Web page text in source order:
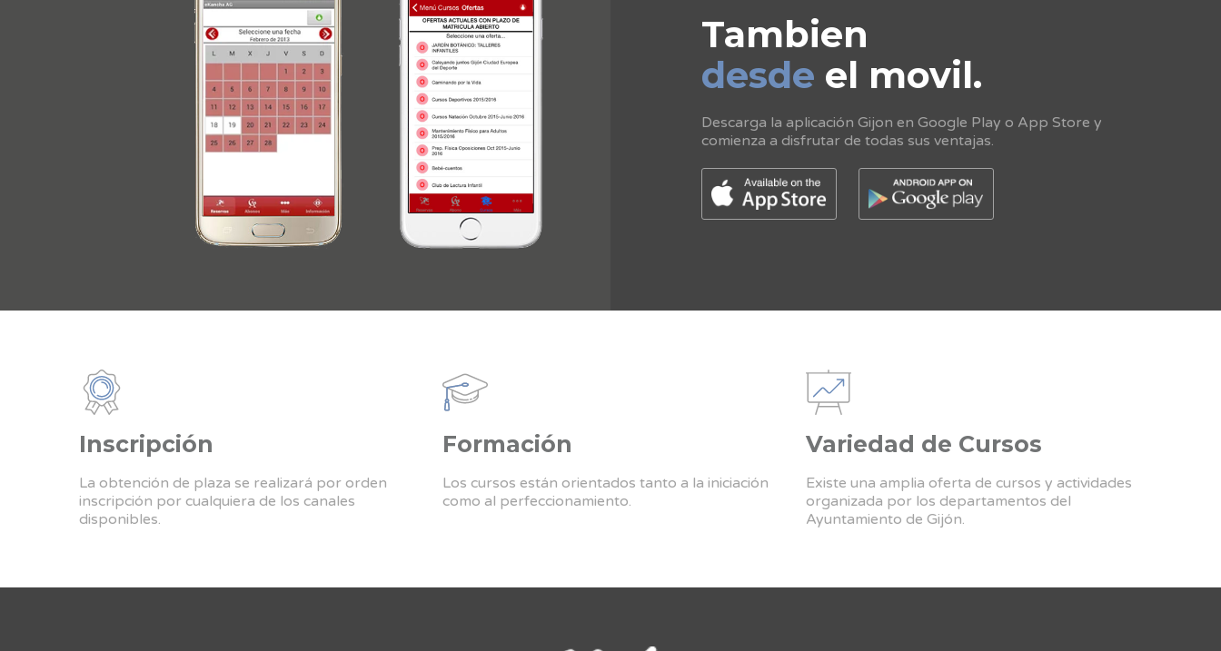
Tambien
desde el movil.
Descarga la aplicación Gijon en Google Play o App Store y
comienza a disfrutar de todas sus ventajas.
Inscripción
La obtención de plaza se realizará por orden
inscripción por cualquiera de los canales
disponibles.
Formación
Los cursos están orientados tanto a la iniciación
como al perfeccionamiento.
Variedad de Cursos
Existe una amplia oferta de cursos y actividades
organizada por los departamentos del
Ayuntamiento de Gijón.